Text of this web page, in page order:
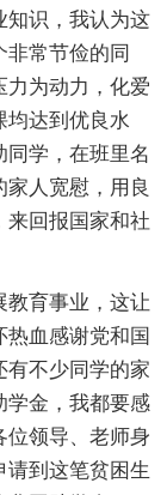
知识，我认为这
常节俭的同
力为动力，化爱
均达到优良水
学，在班里名
人宽慰，用良
来回报国家和社
教育事业，这让
血感谢党和国
有不少同学的家
学金，我都要感
位领导、老师身
到这笔贫困生